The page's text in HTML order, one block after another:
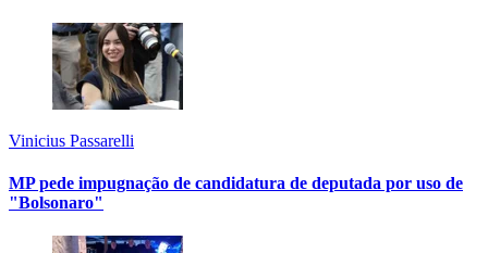
Vinicius Passarelli
MP pede impugnação de candidatura de deputada por uso de
"Bolsonaro"